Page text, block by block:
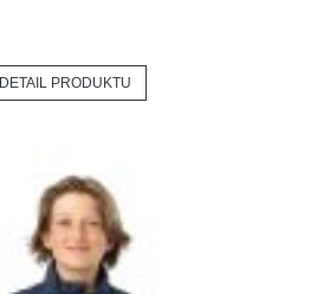
DETAIL PRODUKTU